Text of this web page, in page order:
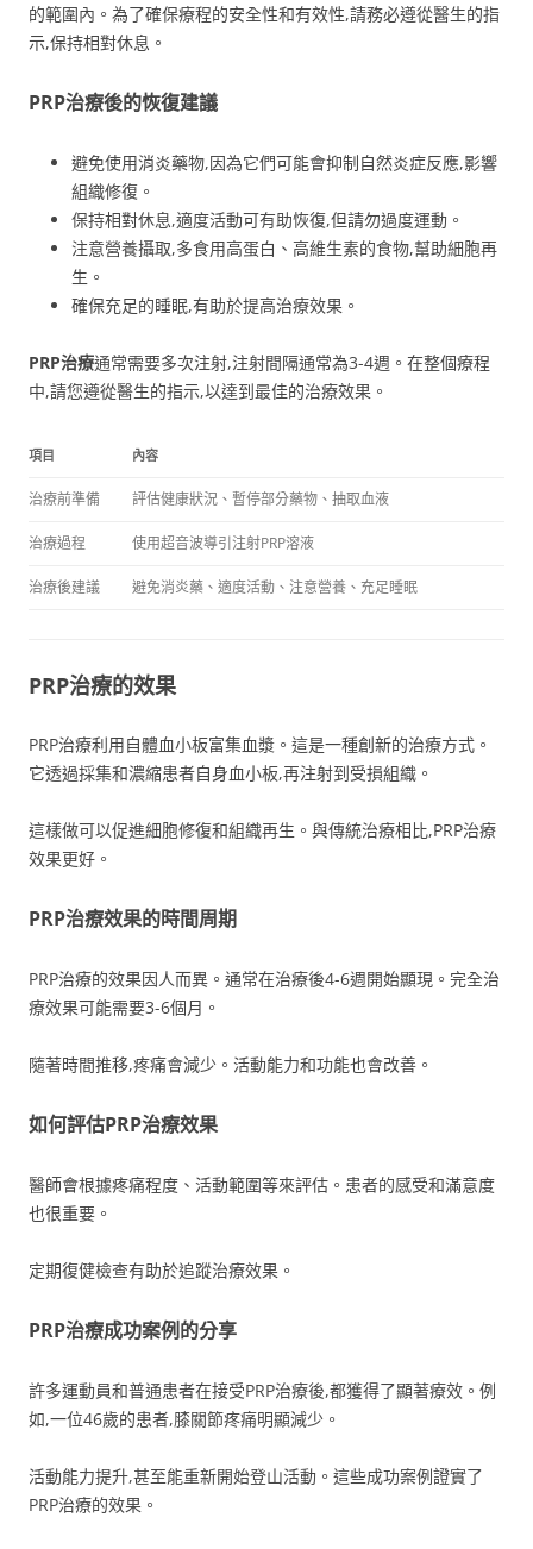
的範圍內。為了確保療程的安全性和有效性,請務必遵從醫生的指
示,保持相對休息。
PRP治療後的恢復建議
避免使用消炎藥物,因為它們可能會抑制自然炎症反應,影響
組織修復。
保持相對休息,適度活動可有助恢復,但請勿過度運動。
注意營養攝取,多食用高蛋白、高維生素的食物,幫助細胞再
生。
確保充足的睡眠,有助於提高治療效果。
PRP治療通常需要多次注射,注射間隔通常為3-4週。在整個療程
中,請您遵從醫生的指示,以達到最佳的治療效果。
項目 內容
治療前準備 評估健康狀況、暫停部分藥物、抽取血液
治療過程 使用超音波導引注射PRP溶液
治療後建議 避免消炎藥、適度活動、注意營養、充足睡眠
PRP治療的效果
PRP治療利用自體血小板富集血漿。這是一種創新的治療方式。
它透過採集和濃縮患者自身血小板,再注射到受損組織。
這樣做可以促進細胞修復和組織再生。與傳統治療相比,PRP治療
效果更好。
PRP治療效果的時間周期
PRP治療的效果因人而異。通常在治療後4-6週開始顯現。完全治
療效果可能需要3-6個月。
隨著時間推移,疼痛會減少。活動能力和功能也會改善。
如何評估PRP治療效果
醫師會根據疼痛程度、活動範圍等來評估。患者的感受和滿意度
也很重要。
定期復健檢查有助於追蹤治療效果。
PRP治療成功案例的分享
許多運動員和普通患者在接受PRP治療後,都獲得了顯著療效。例
如,一位46歲的患者,膝關節疼痛明顯減少。
活動能力提升,甚至能重新開始登山活動。這些成功案例證實了
PRP治療的效果。